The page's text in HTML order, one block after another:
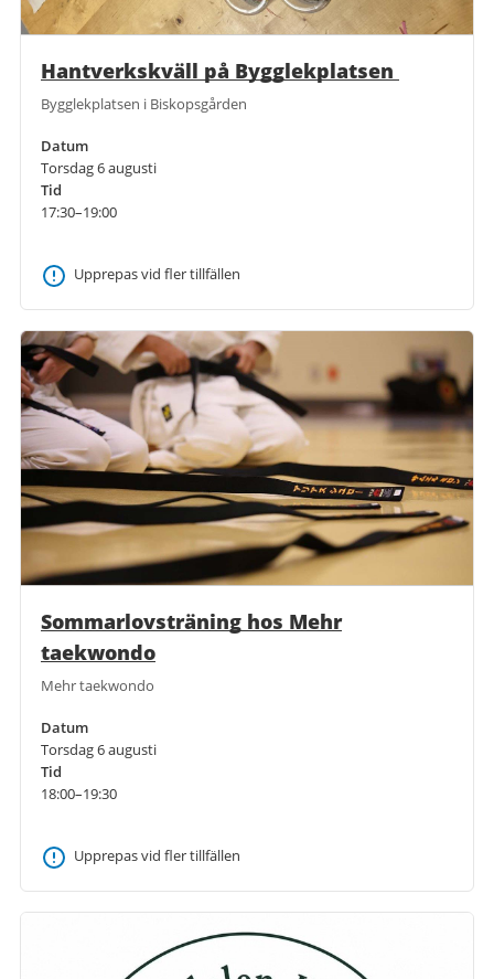
Hantverkskväll på Bygglekplatsen
Bygglekplatsen i Biskopsgården
Datum
Torsdag 6 augusti
Tid
17:30–19:00
Upprepas vid fler tillfällen
Sommarlovsträning hos Mehr
taekwondo
Mehr taekwondo
Datum
Torsdag 6 augusti
Tid
18:00–19:30
Upprepas vid fler tillfällen